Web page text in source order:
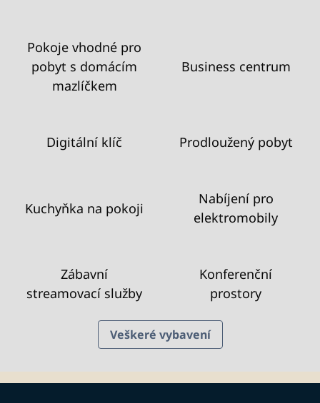
Pokoje vhodné pro
pobyt s domácím
mazlíčkem
Business centrum
Digitální klíč Prodloužený pobyt
Kuchyňka na pokoji
Nabíjení pro
elektromobily
Zábavní
streamovací služby
Konferenční
prostory
Veškeré vybavení